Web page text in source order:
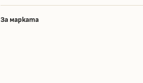
За марката